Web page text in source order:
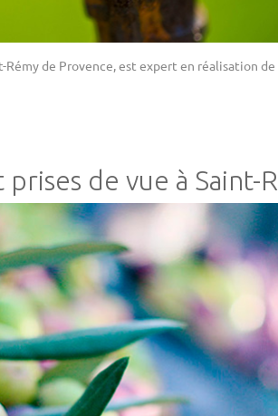
de Provence, est expert en réalisation
de vue à Saint-